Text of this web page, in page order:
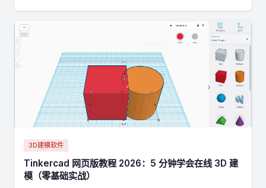
3D建模软件
Tinkercad 网页版教程 2026：5 分钟学会在线 3D 建
模（零基础实战）